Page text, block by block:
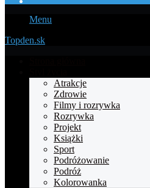
Menu
Topden.sk
Atrakcje
Zdrowie
Filmy i rozrywka
Rozrywka
Projekt
Książki
Sport
Podróżowanie
Podróż
Kolorowanka